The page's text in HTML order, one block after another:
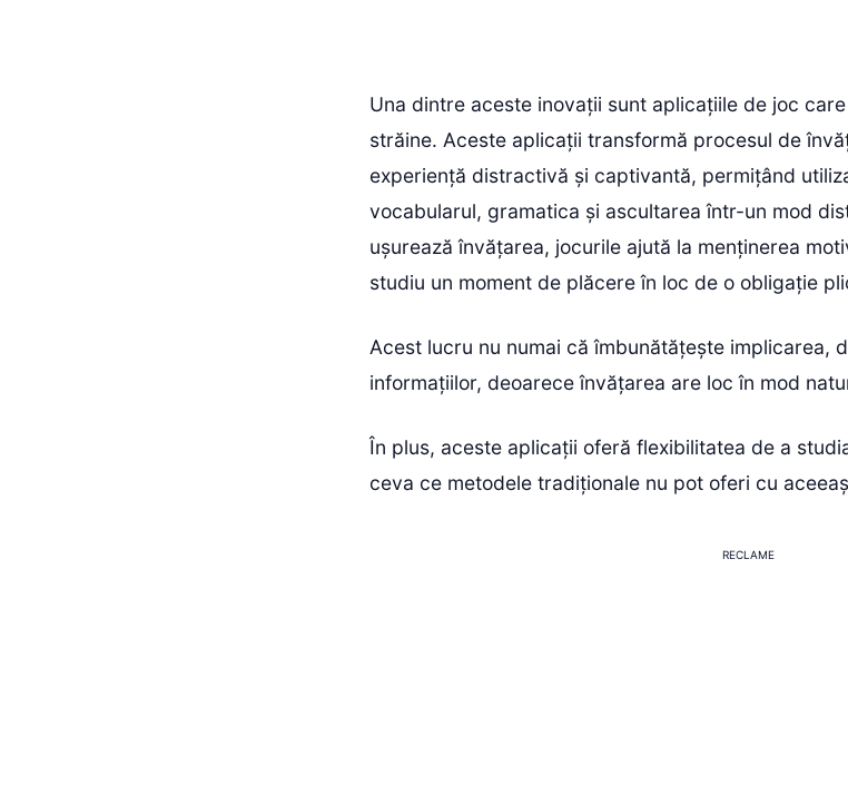
Una dintre aceste inovații sunt aplicațiile de joc
străine. Aceste aplicații transformă procesul de
experiență distractivă și captivantă, permițând
vocabularul, gramatica și ascultarea într-un mod
ușurează învățarea, jocurile ajută la menținerea
studiu un moment de plăcere în loc de o obligație
Acest lucru nu numai că îmbunătățește implicarea,
informațiilor, deoarece învățarea are loc în mod
În plus, aceste aplicații oferă flexibilitatea de a
ceva ce metodele tradiționale nu pot oferi cu
RECLAME